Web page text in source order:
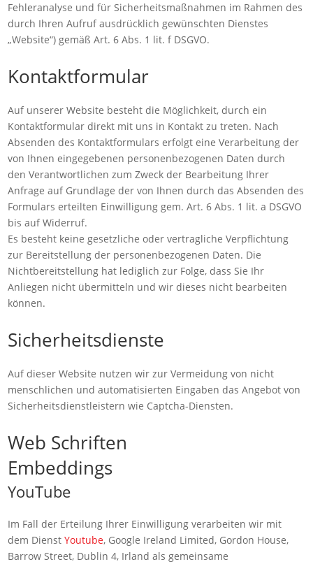
Fehleranalyse und für Sicherheitsmaßnahmen im Rahmen des
durch Ihren Aufruf ausdrücklich gewünschten Dienstes
„Website“) gemäß Art. 6 Abs. 1 lit. f DSGVO.
Kontaktformular
Auf unserer Website besteht die Möglichkeit, durch ein
Kontaktformular direkt mit uns in Kontakt zu treten. Nach
Absenden des Kontaktformulars erfolgt eine Verarbeitung der
von Ihnen eingegebenen personenbezogenen Daten durch
den Verantwortlichen zum Zweck der Bearbeitung Ihrer
Anfrage auf Grundlage der von Ihnen durch das Absenden des
Formulars erteilten Einwilligung gem. Art. 6 Abs. 1 lit. a DSGVO
bis auf Widerruf.
Es besteht keine gesetzliche oder vertragliche Verpflichtung
zur Bereitstellung der personenbezogenen Daten. Die
Nichtbereitstellung hat lediglich zur Folge, dass Sie Ihr
Anliegen nicht übermitteln und wir dieses nicht bearbeiten
können.
Sicherheitsdienste
Auf dieser Website nutzen wir zur Vermeidung von nicht
menschlichen und automatisierten Eingaben das Angebot von
Sicherheitsdienstleistern wie Captcha-Diensten.
Web Schriften
Embeddings
YouTube
Im Fall der Erteilung Ihrer Einwilligung verarbeiten wir mit
dem DienstYoutube, Google Ireland Limited, Gordon House,
Barrow Street, Dublin 4, Irland als gemeinsame